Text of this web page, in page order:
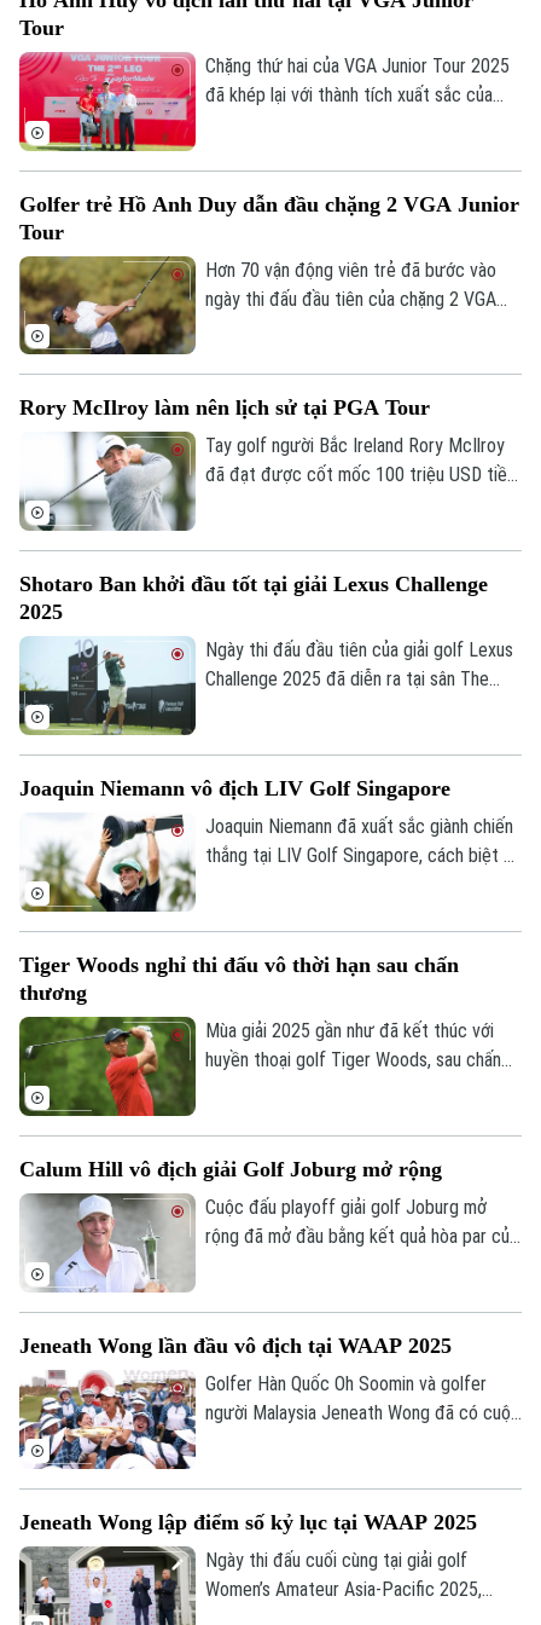
Tour
Chặng thứ hai của VGA Junior Tour 2025
đã khép lại với thành tích xuất sắc của
Golfer trẻ Hồ Anh Duy dẫn đầu chặng 2 VGA Junior
Tour
Hơn 70 vận động viên trẻ đã bước vào
ngày thi đấu đầu tiên của chặng 2 VGA
Rory McIlroy làm nên lịch sử tại PGA Tour
Tay golf người Bắc Ireland Rory McIlroy
đã đạt được cốt mốc 100 triệu USD tiền
Shotaro Ban khởi đầu tốt tại giải Lexus Challenge
2025
Ngày thi đấu đầu tiên của giải golf Lexus
Challenge 2025 đã diễn ra tại sân The
Joaquin Niemann vô địch LIV Golf Singapore
Joaquin Niemann đã xuất sắc giành chiến
thắng tại LIV Golf Singapore, cách biệt 5
Tiger Woods nghỉ thi đấu vô thời hạn sau chấn
thương
Mùa giải 2025 gần như đã kết thúc với
huyền thoại golf Tiger Woods, sau chấn
Calum Hill vô địch giải Golf Joburg mở rộng
Cuộc đấu playoff giải golf Joburg mở
rộng đã mở đầu bằng kết quả hòa par của
Jeneath Wong lần đầu vô địch tại WAAP 2025
Golfer Hàn Quốc Oh Soomin và golfer
người Malaysia Jeneath Wong đã có cuộc
Jeneath Wong lập điểm số kỷ lục tại WAAP 2025
Ngày thi đấu cuối cùng tại giải golf
Women’s Amateur Asia-Pacific 2025,